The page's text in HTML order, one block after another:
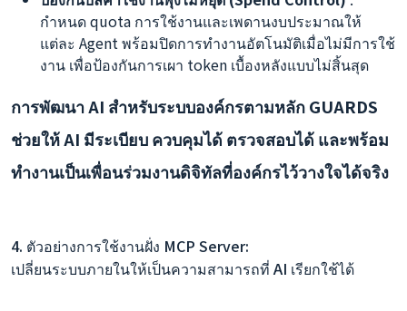
กำหนด quota การใช้งานและเพดานงบประมาณให้
แต่ละ Agent พร้อมปิดการทำงานอัตโนมัติเมื่อไม่มีการใช้
งาน เพื่อป้องกันการเผา token เบื้องหลังแบบไม่สิ้นสุด
การพัฒนา AI สำหรับระบบองค์กรตามหลัก GUARDS
ช่วยให้ AI มีระเบียบ ควบคุมได้ ตรวจสอบได้ และพร้อม
ทำงานเป็นเพื่อนร่วมงานดิจิทัลที่องค์กรไว้วางใจได้จริง
4. ตัวอย่างการใช้งานฝั่ง MCP Server:
เปลี่ยนระบบภายในให้เป็นความสามารถที่ AI เรียกใช้ได้